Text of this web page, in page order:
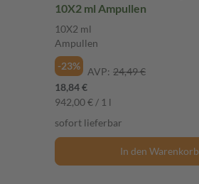
10X2 ml Ampullen
10X2 ml
Ampullen
-23%
AVP: 24,49 €
18,84 €
942,00 € / 1 l
sofort lieferbar
In den Warenkorb